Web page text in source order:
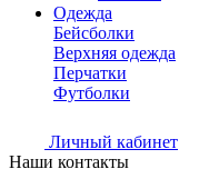
Одежда
Бейсболки
Верхняя одежда
Перчатки
Футболки
Личный кабинет
Наши контакты